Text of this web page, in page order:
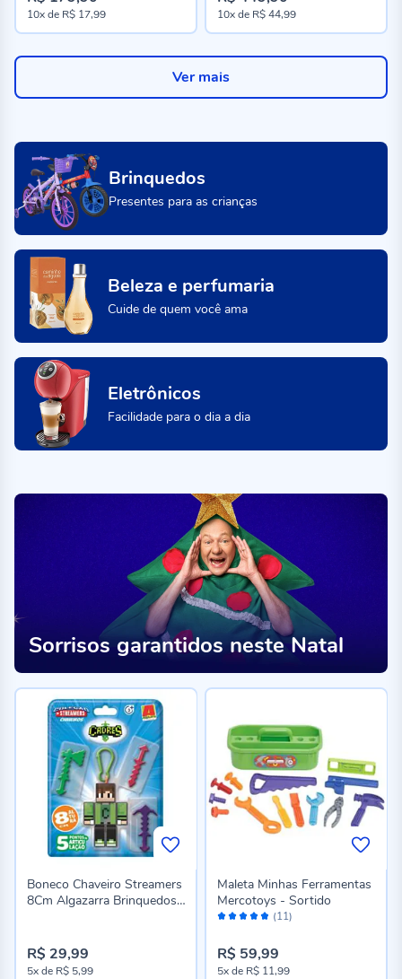
10xde R$ 17,99 10xde R$ 44,99
Ver mais
Brinquedos
Presentes para as crianças
Beleza e perfumaria
Cuide de quem você ama
Eletrônicos
Facilidade para o dia a dia
Sorrisos garantidos neste Natal
Boneco Chaveiro Streamers
8Cm Algazarra Brinquedos -
R$ 29,99
5xde R$ 5,99
Avaliação: (11)
Maleta Minhas Ferramentas
Mercotoys - Sortido
R$ 59,99
5xde R$ 11,99